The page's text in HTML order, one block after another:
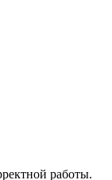
работы.